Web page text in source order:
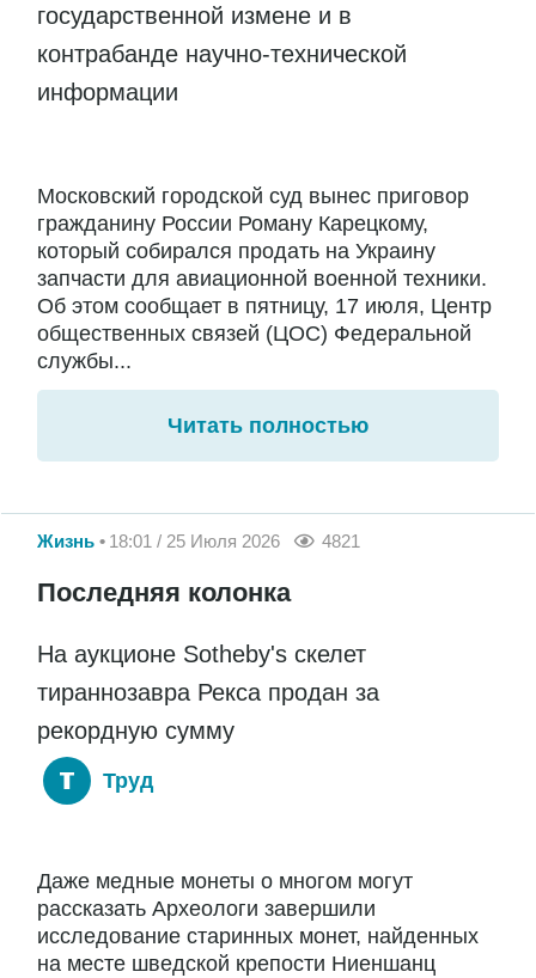
государственной измене и в
контрабанде научно-технической
информации
Московский городской суд вынес приговор
гражданину России Роману Карецкому,
который собирался продать на Украину
запчасти для авиационной военной техники.
Об этом сообщает в пятницу, 17 июля, Центр
общественных связей (ЦОС) Федеральной
службы...
Читать полностью
Жизнь 18:01 / 25 Июля 2026 4821
Последняя колонка
На аукционе Sotheby's скелет
тираннозавра Рекса продан за
рекордную сумму
Труд
Даже медные монеты о многом могут
рассказать Археологи завершили
исследование старинных монет, найденных
на месте шведской крепости Ниеншанц